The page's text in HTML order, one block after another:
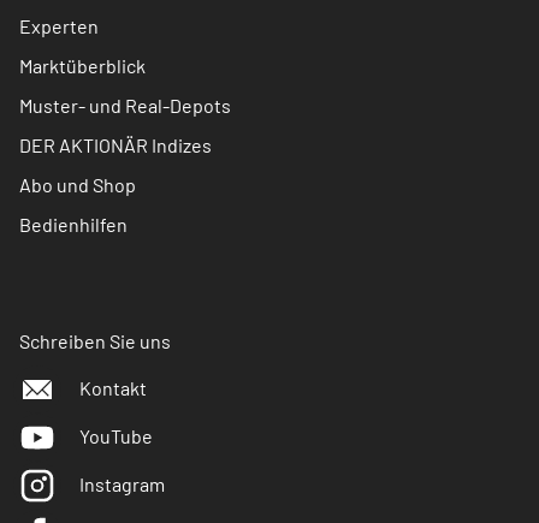
Experten
Marktüberblick
Muster- und Real-Depots
DER AKTIONÄR Indizes
Abo und Shop
Bedienhilfen
Schreiben Sie uns
Kontakt
YouTube
Instagram